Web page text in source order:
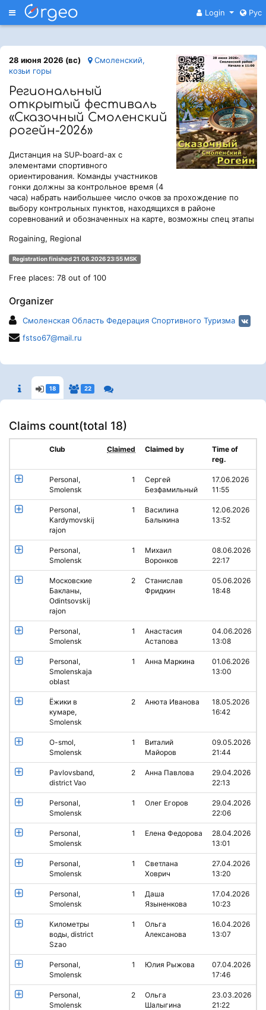
Меню Login Рус
28 июня 2026 (вс)
Смоленский,
козьи горы
Региональный
открытый фестиваль
«Сказочный Смоленский
рогейн-2026»
Дистанция на SUP-board-ах с
элементами спортивного
ориентирования. Команды участников
гонки должны за контрольное время (4
часа) набрать наибольшее число очков за прохождение по
выбору контрольных пунктов, находящихся в районе
соревнований и обозначенных на карте, возможны спец этапы
Rogaining, Regional
Registration finished 21.06.2026 23:55 MSK
Free places: 78 out of 100
Organizer
Смоленская Область Федерация Спортивного Туризма
fstso67@mail.ru
18 22
Claims count(total 18)
Club Claimed Claimed by
Time of
reg.
Personal,
Smolensk
1
Сергей
Безфамильный
17.06.2026
11:55
Personal,
Kardymovskij
rajon
1
Василина
Балыкина
12.06.2026
13:52
Personal,
Smolensk
1
Михаил
Воронков
08.06.2026
22:17
Московские
Бакланы,
Odintsovskij
rajon
2
Станислав
Фридкин
05.06.2026
18:48
Personal,
Smolensk
1
Анастасия
Астапова
04.06.2026
13:08
Personal,
Smolenskaja
oblast
1 Анна Маркина
01.06.2026
13:00
Ёжики в
кумаре,
Smolensk
2 Анюта Иванова
18.05.2026
16:42
O-smol,
Smolensk
1
Виталий
Майоров
09.05.2026
21:44
Pavlovsband,
district Vao
2 Анна Павлова
29.04.2026
22:13
Personal,
Smolensk
1 Олег Егоров
29.04.2026
22:06
Personal,
Smolensk
1 Елена Федорова
28.04.2026
13:01
Personal,
Smolensk
1
Светлана
Ховрич
27.04.2026
13:20
Personal,
Smolensk
1
Даша
Языненкова
17.04.2026
10:23
Километры
воды, district
Szao
1
Ольга
Алексанова
16.04.2026
13:07
Personal,
Smolensk
1 Юлия Рыжова
07.04.2026
17:46
Personal,
Smolensk
2
Ольга
Шалыгина
23.03.2026
21:22